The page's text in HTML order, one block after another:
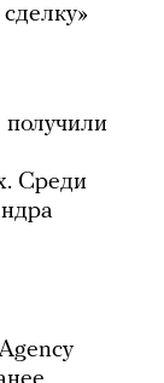
получили
Среди